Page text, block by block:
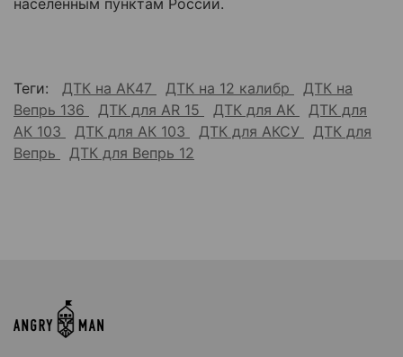
населенным пунктам России.
Теги: ДТК на АК47 ДТК на 12 калибр
ДТК на
Вепрь 136
ДТК для AR 15 ДТК для АК
ДТК для
АК 103
ДТК для АК 103 ДТК для АКСУ
ДТК для
Вепрь
ДТК для Вепрь 12